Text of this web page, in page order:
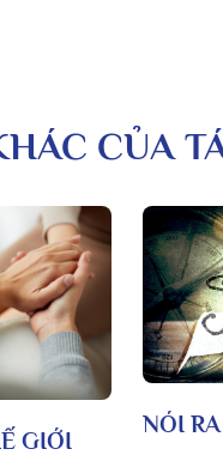
CỦA
GIỚI
NÓI